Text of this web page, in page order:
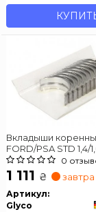
Вкладыши
FORD/PSA STD 1,4/
0
1 111 ₴ завтра
Артикул:
Glyco